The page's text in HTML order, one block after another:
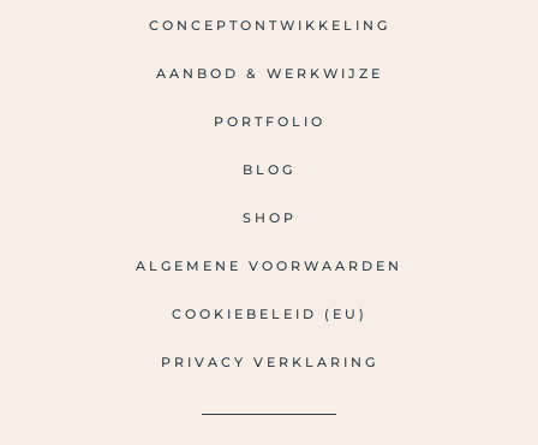
CONCEPTONTWIKKELING
AANBOD & WERKWIJZE
PORTFOLIO
BLOG
SHOP
ALGEMENE VOORWAARDEN
COOKIEBELEID (EU)
PRIVACY VERKLARING